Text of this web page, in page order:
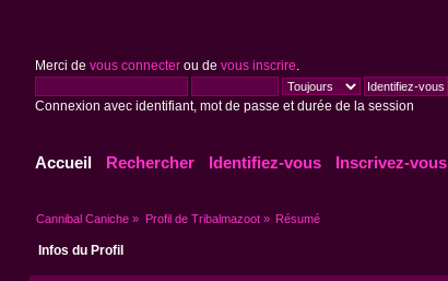
Merci de vous connecterou de vous inscrire
Connexion avec identifiant, mot de passe et durée de la session
Accueil Rechercher Identifiez-vous Inscrivez-vous
Cannibal Caniche » Profil de Tribalmazoot» Résumé
Infos du Profil